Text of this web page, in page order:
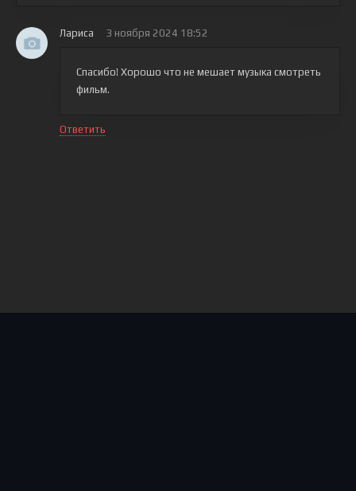
Лариса 3 ноября 2024 18:52
Спасибо! Хорошо что не мешает музыка смотреть
фильм.
Ответить